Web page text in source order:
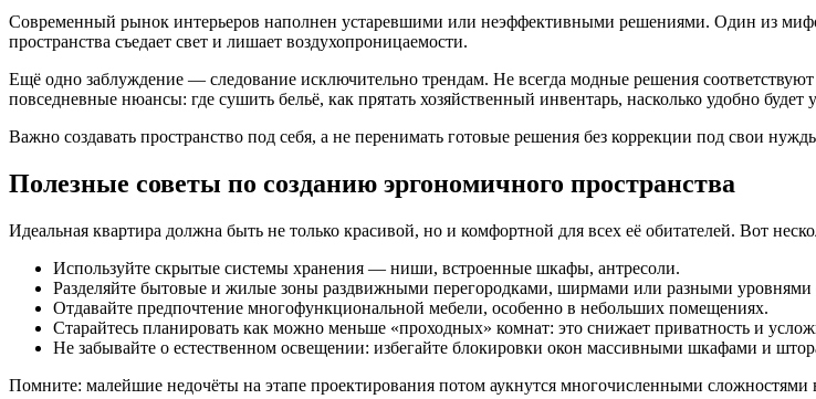
Современный рынок интерьеров наполнен устаревшими или неэффективными решениями. Один из
пространства съедает свет и лишает воздухопроницаемости.
Ещё одно заблуждение — следование исключительно трендам. Не всегда модные решения
повседневные нюансы: где сушить бельё, как прятать хозяйственный инвентарь, насколько удобно будет
Важно создавать пространство под себя, а не перенимать готовые решения без коррекции под свои
Полезные советы по созданию эргономичного пространства
Идеальная квартира должна быть не только красивой, но и комфортной для всех её обитателей. Вот
Используйте скрытые системы хранения — ниши, встроенные шкафы, антресоли.
Разделяйте бытовые и жилые зоны раздвижными перегородками, ширмами или разными уровнями
Отдавайте предпочтение многофункциональной мебели, особенно в небольших помещениях.
Старайтесь планировать как можно меньше «проходных» комнат: это снижает приватность и
Не забывайте о естественном освещении: избегайте блокировки окон массивными шкафами и
Помните: малейшие недочёты на этапе проектирования потом аукнутся многочисленными сложностями